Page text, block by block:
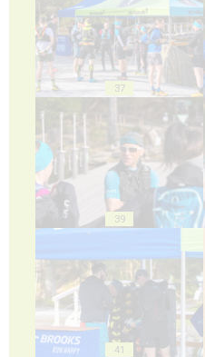
37
39
41